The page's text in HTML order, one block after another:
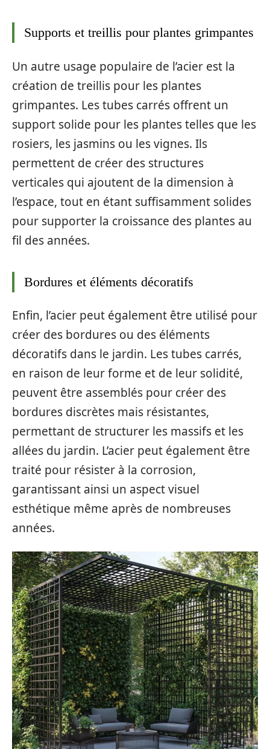
Supports et treillis pour plantes grimpantes
Un autre usage populaire de l’acier est la
création de treillis pour les plantes
grimpantes. Les tubes carrés offrent un
support solide pour les plantes telles que les
rosiers, les jasmins ou les vignes. Ils
permettent de créer des structures
verticales qui ajoutent de la dimension à
l’espace, tout en étant suffisamment solides
pour supporter la croissance des plantes au
fil des années.
Bordures et éléments décoratifs
Enfin, l’acier peut également être utilisé pour
créer des bordures ou des éléments
décoratifs dans le jardin. Les tubes carrés,
en raison de leur forme et de leur solidité,
peuvent être assemblés pour créer des
bordures discrètes mais résistantes,
permettant de structurer les massifs et les
allées du jardin. L’acier peut également être
traité pour résister à la corrosion,
garantissant ainsi un aspect visuel
esthétique même après de nombreuses
années.